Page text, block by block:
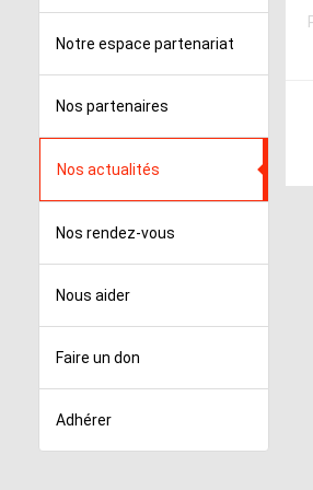
Notre espace partenariat
Nos partenaires
Nos actualités
Nos rendez-vous
Nous aider
Faire un don
Adhérer